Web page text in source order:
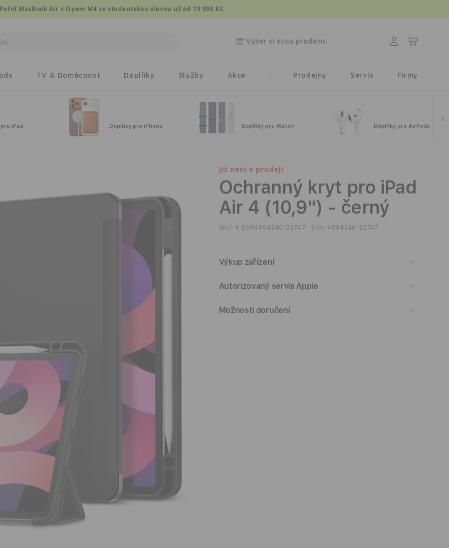
Pořiď MacBook Air s čipem M4 se studentskou slevou už od 19 990 Kč.
Vyber si svou prodejnu
Přihlásit
Košík
TV & Domácnost Doplňky Služby Akce Prodejny Servis Firmy
iPad Doplňky pro iPhone Doplňky pro Watch Doplňky pro AirPods
Již není v prodeji
Ochranný kryt pro iPad
Air 4 (10,9") - černý
SKU: K-ESR4894240122747 EAN: 4894240122747
Výkup zařízení
Autorizovaný servis Apple
Možnosti doručení